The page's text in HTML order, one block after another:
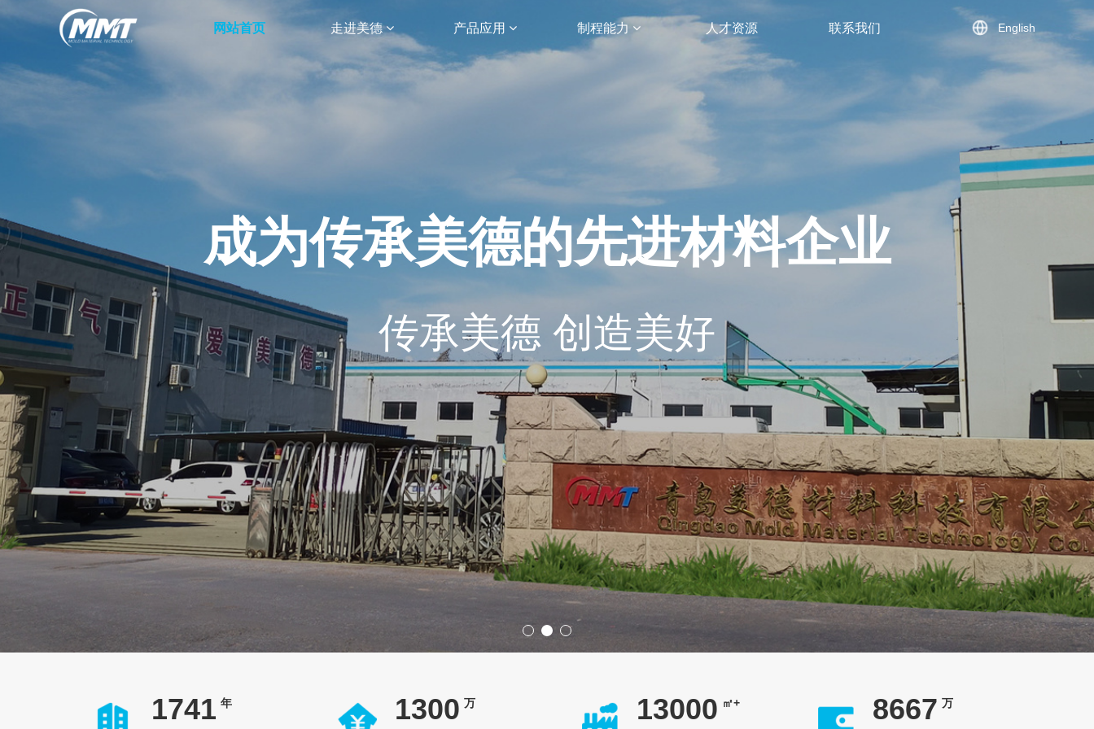
English
网站首页 走进美德 产品应用 制程能力 人才资源 联系我们
成为传承美德的先进材料企业
传承美德 创造美好
2008 年 1500 万 10000
15000 ㎡+